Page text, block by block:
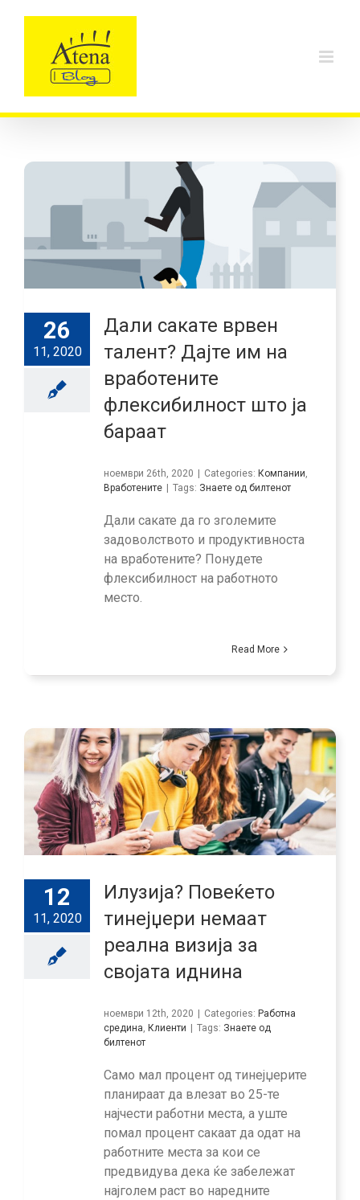
26
11, 2020
Дали сакате врвен
талент? Дајте им на
вработените
флексибилност што ја
бараат
ноември 26th, 2020 Categories: Компании,
Вработените
Tags: Знаете од билтенот
Дали сакате да го зголемите
задоволството и продуктивноста
на вработените? Понудете
флексибилност на работното
место.
Read More
12
11, 2020
Илузија? Повеќето
тинејџери немаат
реална визија за
својата иднина
ноември 12th, 2020 Categories: Работна
средина, Клиенти Tags: Знаете од
билтенот
Само мал процент од тинејџерите
планираат да влезат во 25-те
најчести работни места, а уште
помал процент сакаат да одат на
работните места за кои се
предвидува дека ќе забележат
најголем раст во наредните